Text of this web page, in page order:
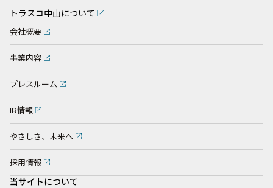
トラスコ中山について
会社概要
事業内容
プレスルーム
IR情報
やさしさ、未来へ
採用情報
当サイトについて